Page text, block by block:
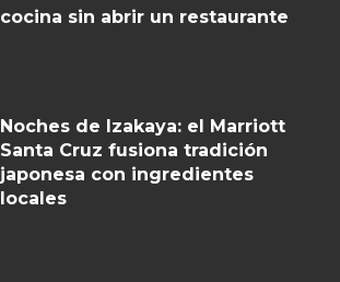
cocina sin abrir un restaurante
Noches de Izakaya: el Marriott
Santa Cruz fusiona tradición
japonesa con ingredientes
locales